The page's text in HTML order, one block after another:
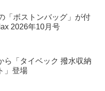
「ボストンバッグ」が付
2026年10月号
ら「タイベック 撥水収納
」登場